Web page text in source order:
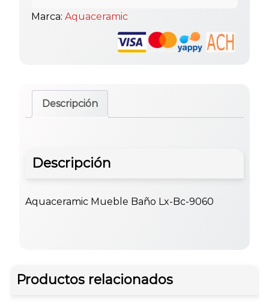
Marca: Aquaceramic
Descripción
Descripción
Aquaceramic Mueble Baño Lx-Bc-9060
Productos relacionados